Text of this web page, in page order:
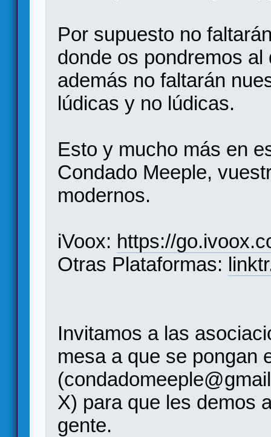
Por supuesto no
donde os pondremos
además no faltarán
lúdicas y no lúdicas.
Esto y mucho más en
Condado Meeple,
modernos.
iVoox: https://
Otras Plataformas:
Invitamos a las
mesa a que se pongan
X) para que les demos
gente.